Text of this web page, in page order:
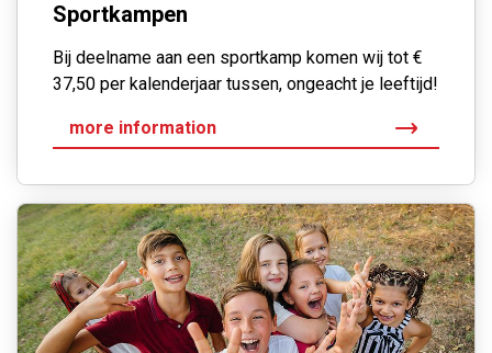
Sportkampen
Bij deelname aan een sportkamp komen wij tot €
37,50 per kalenderjaar tussen, ongeacht je leeftijd!
more information